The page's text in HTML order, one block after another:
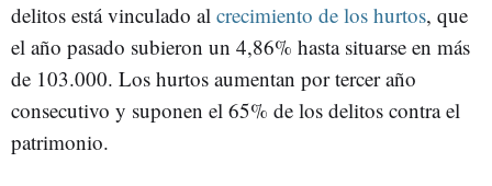
delitos está vinculado al crecimiento de los hurtos, que
el año pasado subieron un 4,86% hasta situarse en más
de 103.000. Los hurtos aumentan por tercer año
consecutivo y suponen el 65% de los delitos contra el
patrimonio.